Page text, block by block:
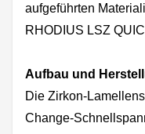
aufgeführten
RHODIUS LSZ
Aufbau und
Die Zirkon-
Change-